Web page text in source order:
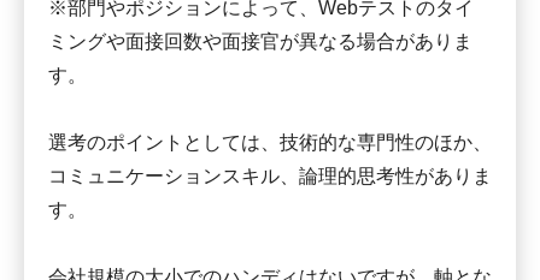
※部門やポジションによって、Webテストのタイ
ミングや面接回数や面接官が異なる場合がありま
す。
選考のポイントとしては、技術的な専門性のほか、
コミュニケーションスキル、論理的思考性がありま
す。